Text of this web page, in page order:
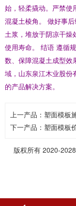
始，轻柔撬动。严禁使
混凝土棱角。 做好事
土浆，堆放于阴凉干燥
使用寿命。 结语 遵循
数、保障混凝土成型效
域，山东泉江木业股份
的产品解决方案。
上一产品： 塑面模板
下一产品： 塑面模板
版权所有 2020-